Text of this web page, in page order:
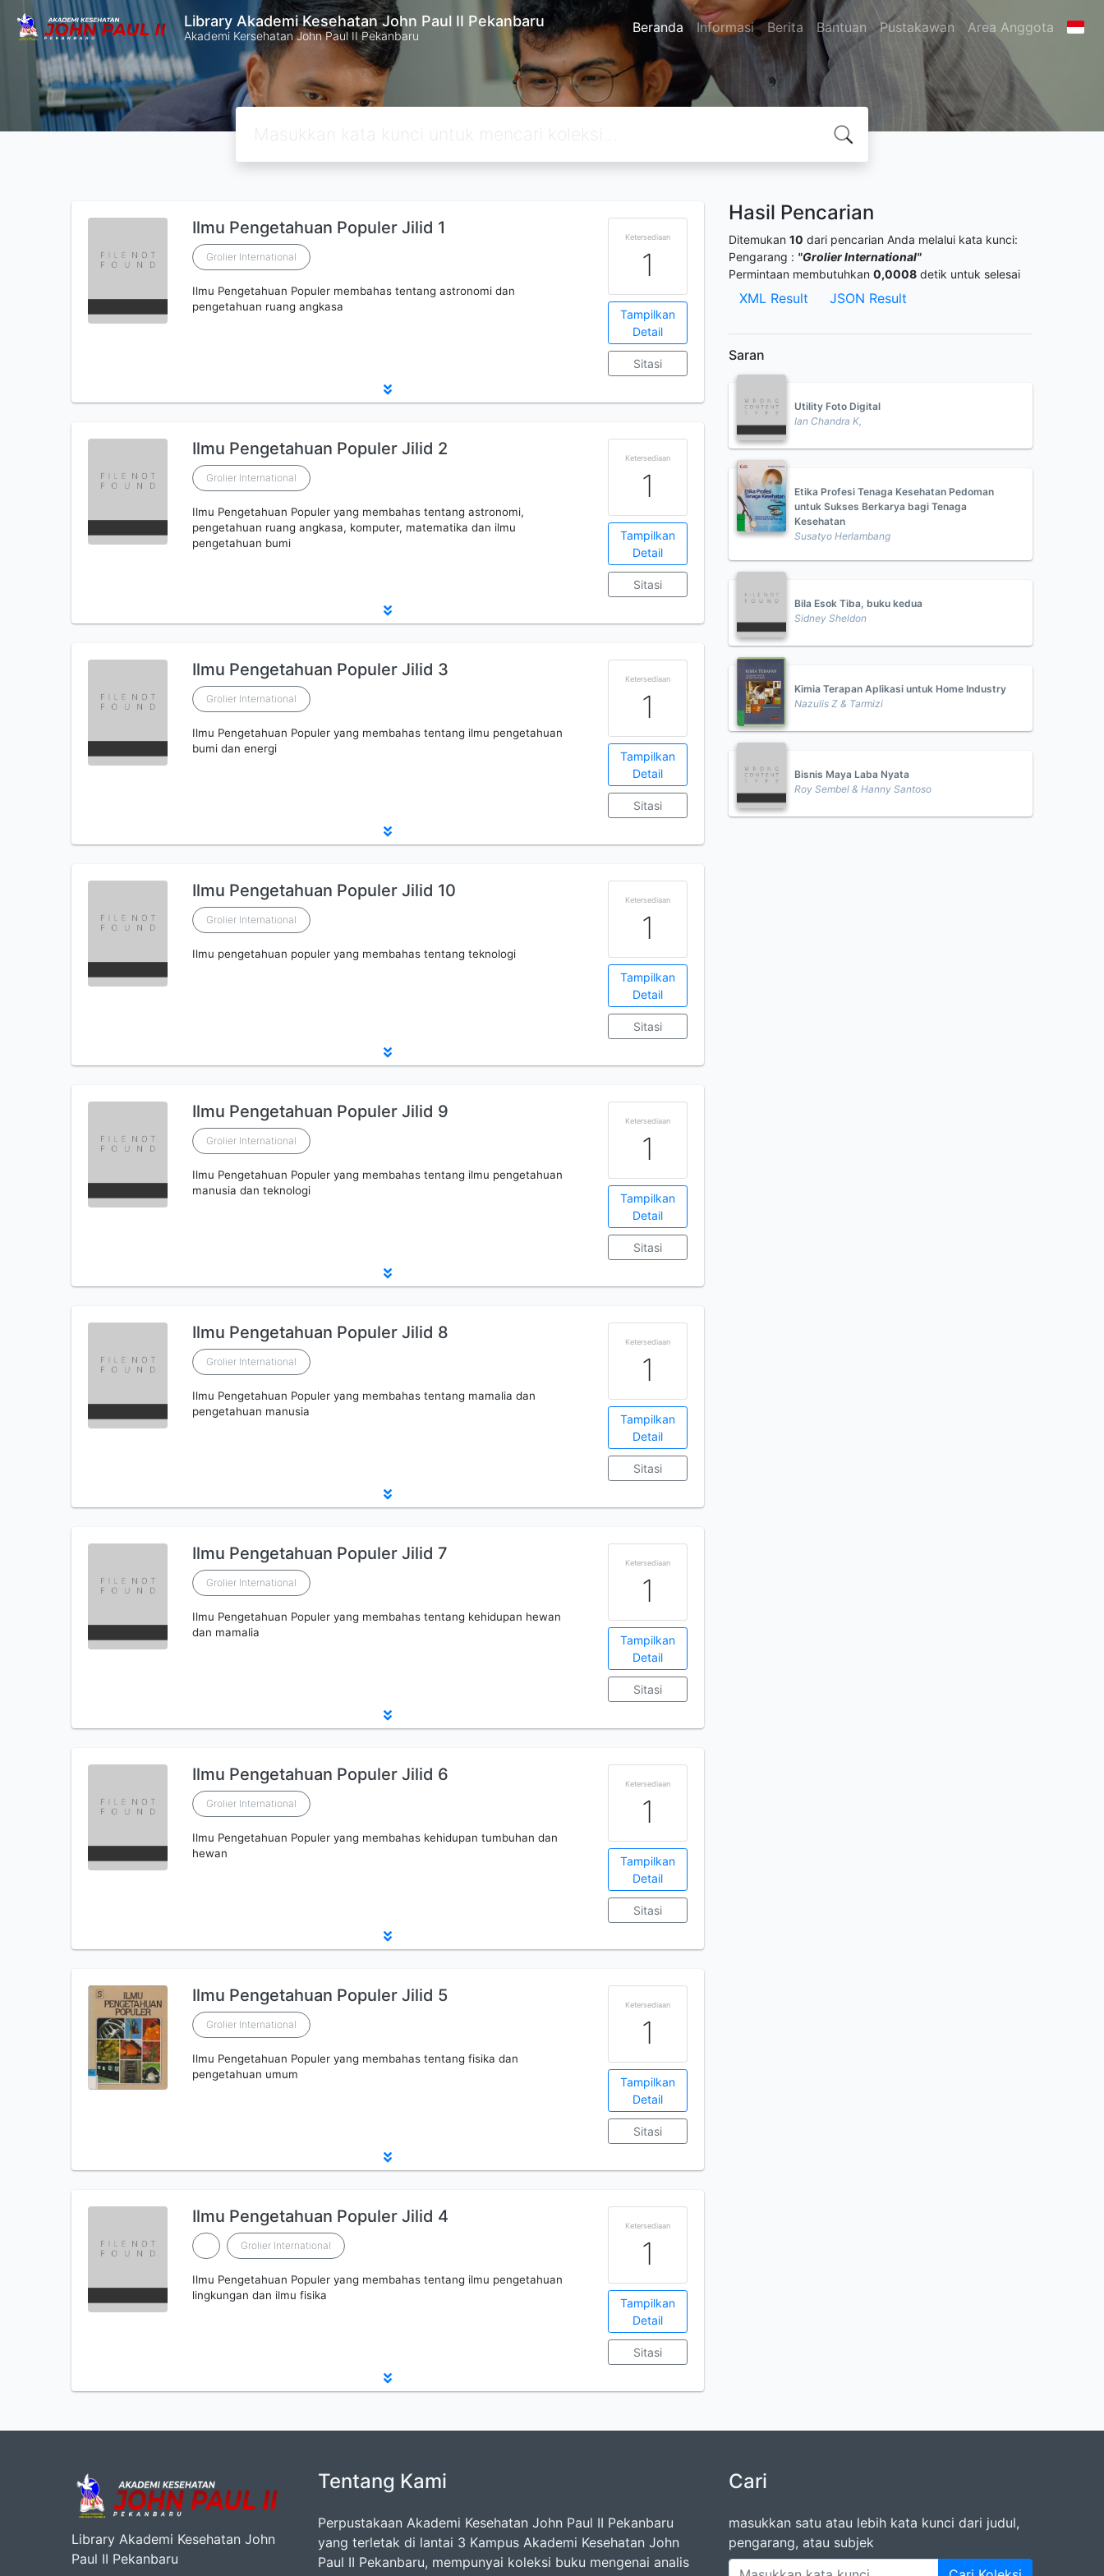
Library Akademi Kesehatan John Paul II Pekanbaru
Akademi Kersehatan John Paul II Pekanbaru Beranda Informasi Berita Bantuan Pustakawan Area Anggota
Ilmu Pengetahuan Populer Jilid 1
Grolier International
Ilmu Pengetahuan Populer membahas tentang astronomi dan
pengetahuan ruang angkasa
Ketersediaan
1
Tampilkan
Detail
Sitasi
Ilmu Pengetahuan Populer Jilid 2
Grolier International
Ilmu Pengetahuan Populer yang membahas tentang astronomi,
pengetahuan ruang angkasa, komputer, matematika dan ilmu
pengetahuan bumi
Ketersediaan
1
Tampilkan
Detail
Sitasi
Ilmu Pengetahuan Populer Jilid 3
Grolier International
Ilmu Pengetahuan Populer yang membahas tentang ilmu pengetahuan
bumi dan energi
Ketersediaan
1
Tampilkan
Detail
Sitasi
Ilmu Pengetahuan Populer Jilid 10
Grolier International
Ilmu pengetahuan populer yang membahas tentang teknologi
Ketersediaan
1
Tampilkan
Detail
Sitasi
Ilmu Pengetahuan Populer Jilid 9
Grolier International
Ilmu Pengetahuan Populer yang membahas tentang ilmu pengetahuan
manusia dan teknologi
Ketersediaan
1
Tampilkan
Detail
Sitasi
Ilmu Pengetahuan Populer Jilid 8
Grolier International
Ilmu Pengetahuan Populer yang membahas tentang mamalia dan
pengetahuan manusia
Ketersediaan
1
Tampilkan
Detail
Sitasi
Ilmu Pengetahuan Populer Jilid 7
Grolier International
Ilmu Pengetahuan Populer yang membahas tentang kehidupan hewan
dan mamalia
Ketersediaan
1
Tampilkan
Detail
Sitasi
Ilmu Pengetahuan Populer Jilid 6
Grolier International
Ilmu Pengetahuan Populer yang membahas kehidupan tumbuhan dan
hewan
Ketersediaan
1
Tampilkan
Detail
Sitasi
Ilmu Pengetahuan Populer Jilid 5
Grolier International
Ilmu Pengetahuan Populer yang membahas tentang fisika dan
pengetahuan umum
Ketersediaan
1
Tampilkan
Detail
Sitasi
Ilmu Pengetahuan Populer Jilid 4
Grolier International
Ilmu Pengetahuan Populer yang membahas tentang ilmu pengetahuan
lingkungan dan ilmu fisika
Ketersediaan
1
Tampilkan
Detail
Sitasi
Hasil Pencarian
Ditemukan 10 dari pencarian Anda melalui kata kunci:
Pengarang : "Grolier International"
Permintaan membutuhkan 0,0008 detik untuk selesai
XML Result JSON Result
Saran
Utility Foto Digital
Ian Chandra K,
Etika Profesi Tenaga Kesehatan Pedoman
untuk Sukses Berkarya bagi Tenaga
Kesehatan
Susatyo Herlambang
Bila Esok Tiba, buku kedua
Sidney Sheldon
Kimia Terapan Aplikasi untuk Home Industry
Nazulis Z & Tarmizi
Bisnis Maya Laba Nyata
Roy Sembel & Hanny Santoso
Library Akademi Kesehatan John
Paul II Pekanbaru
Tentang Kami
Perpustakaan Akademi Kesehatan John Paul II Pekanbaru
yang terletak di lantai 3 Kampus Akademi Kesehatan John
Paul II Pekanbaru, mempunyai koleksi buku mengenai analis
Cari
masukkan satu atau lebih kata kunci dari judul,
pengarang, atau subjek